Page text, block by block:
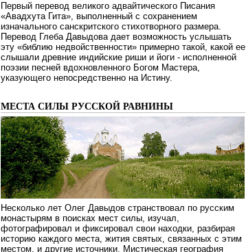
Первый перевод великого адвайтического Писания
«Авадхута Гита», выполненный с сохранением
изначального санскритского стихотворного размера.
Перевод Глеба Давыдова дает возможность услышать
эту «библию недвойственности» примерно такой, какой ее
слышали древние индийские риши и йоги - исполненной
поэзии песней вдохновленного Богом Мастера,
указующего непосредственно на Истину.
МЕСТА СИЛЫ РУССКОЙ РАВНИНЫ
Несколько лет Олег Давыдов странствовал по русским
монастырям в поисках мест силы, изучал,
фотографировал и фиксировал свои находки, разбирая
историю каждого места, жития святых, связанных с этим
местом, и другие источники. Мистическая география